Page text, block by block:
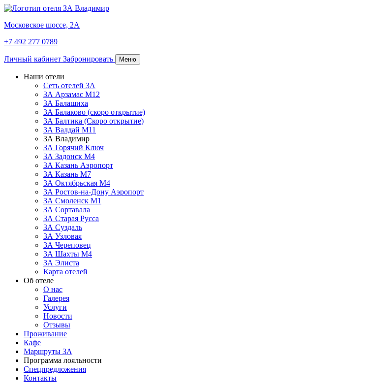
Московское шоссе, 2А
+7 492 277 0789
Личный кабинет Забронировать Меню
Наши отели
Сеть отелей 3А
ЗА Арзамас М12
3А Балашиха
3А Балаково (скоро открытие)
3А Балтика (Скоро открытие)
3А Валдай М11
3А Владимир
ЗА Горячий Ключ
3А Задонск М4
3А Казань Аэропорт
3А Казань M7
3А Октябрьская М4
3А Ростов-на-Дону Аэропорт
ЗА Смоленск М1
ЗА Сортавала
3А Старая Русса
3А Суздаль
3А Узловая
3А Череповец
3А Шахты М4
ЗА Элиста
Карта отелей
Об отеле
О нас
Галерея
Услуги
Новости
Отзывы
Проживание
Кафе
Маршруты 3А
Программа лояльности
Спецпредложения
Контакты